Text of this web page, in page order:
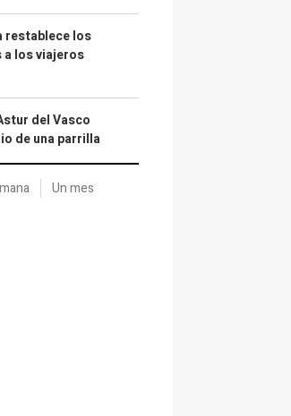
restablece los
los viajeros
del Vasco
de una parrilla
Un mes